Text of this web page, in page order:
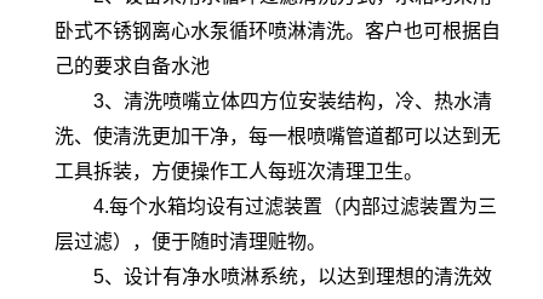
卧式不锈钢离心水泵循环喷淋清洗。客户也可根据自
己的要求自备水池
3、清洗喷嘴立体四方位安装结构，冷、热水清
洗、使清洗更加干净，每一根喷嘴管道都可以达到无
工具拆装，方便操作工人每班次清理卫生。
4.每个水箱均设有过滤装置（内部过滤装置为三
层过滤），便于随时清理赃物。
5、设计有净水喷淋系统，以达到理想的清洗效